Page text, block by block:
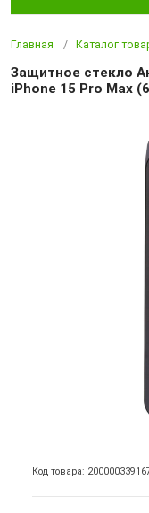
Главная Каталог
Защитное стекло
iPhone 15 Pro Max
Код товара: